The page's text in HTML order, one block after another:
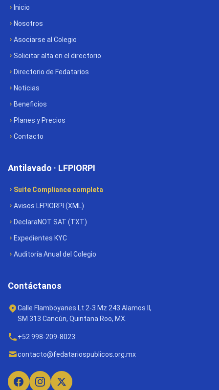
Inicio
Nosotros
Asociarse al Colegio
Solicitar alta en el directorio
Directorio de Fedatarios
Noticias
Beneficios
Planes y Precios
Contacto
Antilavado · LFPIORPI
Suite Compliance completa
Avisos LFPIORPI (XML)
DeclaraNOT SAT (TXT)
Expedientes KYC
Auditoría Anual del Colegio
Contáctanos
Calle Flamboyanes Lt 2-3 Mz 243 Alamos II,
SM 313 Cancún, Quintana Roo, MX.
+52 998-209-8023
contacto@fedatariospublicos.org.mx